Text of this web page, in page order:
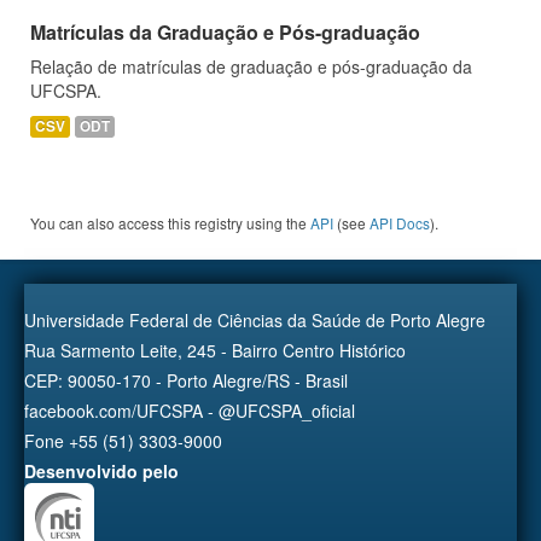
Matrículas da Graduação e Pós-graduação
Relação de matrículas de graduação e pós-graduação da
UFCSPA.
CSV ODT
You can also access this registry using the API (see API Docs).
Universidade Federal de Ciências da Saúde de Porto Alegre
Rua Sarmento Leite, 245 - Bairro Centro Histórico
CEP: 90050-170 - Porto Alegre/RS - Brasil
facebook.com/UFCSPA - @UFCSPA_oficial
Fone +55 (51) 3303-9000
Desenvolvido pelo